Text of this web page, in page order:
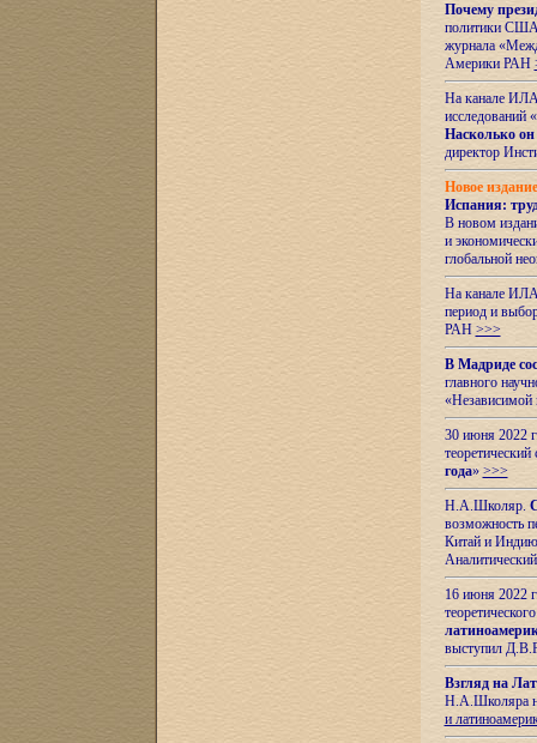
Почему
политики США
журнала
Америки РАН
На канале ИЛА
исследований «
Насколько он
директор
Новое
Испания:
В новом
и
глобальной
На канале
период и
РАН >>>
В Мадриде
главного
«Независимой
30 июня 2022
года» >>>
Н.А.Школяр.
возможность
Китай и
16 июня 2022
выступил
Взгляд на
Н.А.Школяра
и